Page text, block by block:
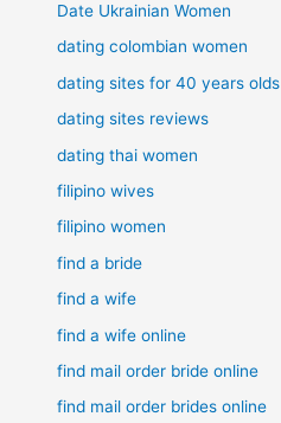
Date Ukrainian Women
dating colombian women
dating sites for 40 years olds
dating sites reviews
dating thai women
filipino wives
filipino women
find a bride
find a wife
find a wife online
find mail order bride online
find mail order brides online